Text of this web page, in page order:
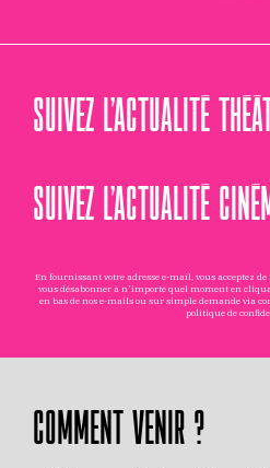
SUIVEZ L’ACTUALITÉ
SUIVEZ L’ACTUALITÉ
En fournissant votre adresse e-mail, vous acceptez
vous désabonner à n'importe quel moment en
en bas de nos e-mails ou sur simple demande via
politique de
COMMENT VENIR ?